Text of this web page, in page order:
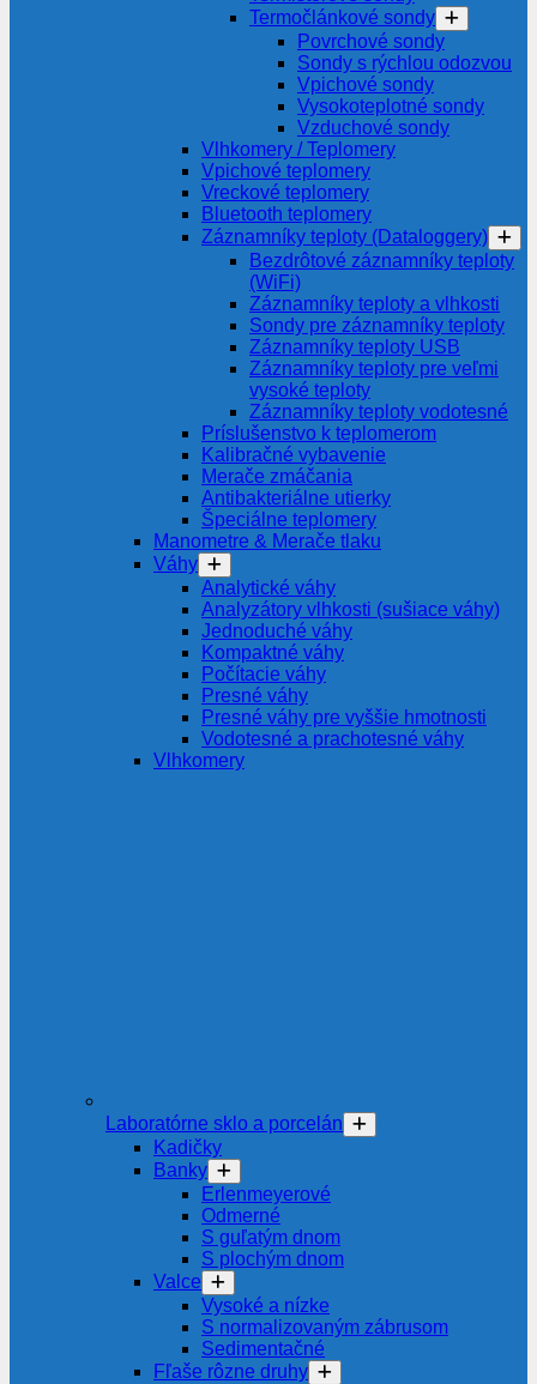
Termočlánkové sondy
Povrchové sondy
Sondy s rýchlou odozvou
Vpichové sondy
Vysokoteplotné sondy
Vzduchové sondy
Vlhkomery / Teplomery
Vpichové teplomery
Vreckové teplomery
Bluetooth teplomery
Záznamníky teploty (Dataloggery)
Bezdrôtové záznamníky teploty
(WiFi)
Záznamníky teploty a vlhkosti
Sondy pre záznamníky teploty
Záznamníky teploty USB
Záznamníky teploty pre veľmi
vysoké teploty
Záznamníky teploty vodotesné
Príslušenstvo k teplomerom
Kalibračné vybavenie
Merače zmáčania
Antibakteriálne utierky
Špeciálne teplomery
Manometre & Merače tlaku
Váhy
Analytické váhy
Analyzátory vlhkosti (sušiace váhy)
Jednoduché váhy
Kompaktné váhy
Počítacie váhy
Presné váhy
Presné váhy pre vyššie hmotnosti
Vodotesné a prachotesné váhy
Vlhkomery
Laboratórne sklo a porcelán
Kadičky
Banky
Erlenmeyerové
Odmerné
S guľatým dnom
S plochým dnom
Valce
Vysoké a nízke
S normalizovaným zábrusom
Sedimentačné
Fľaše rôzne druhy